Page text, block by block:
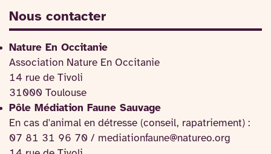
Nous contacter
Nature En Occitanie
Association Nature En Occitanie
14 rue de Tivoli
31000 Toulouse
Pôle Médiation Faune Sauvage
En cas d'animal en détresse (conseil, rapatriement) :
07 81 31 96 70 / mediationfaune@natureo.org